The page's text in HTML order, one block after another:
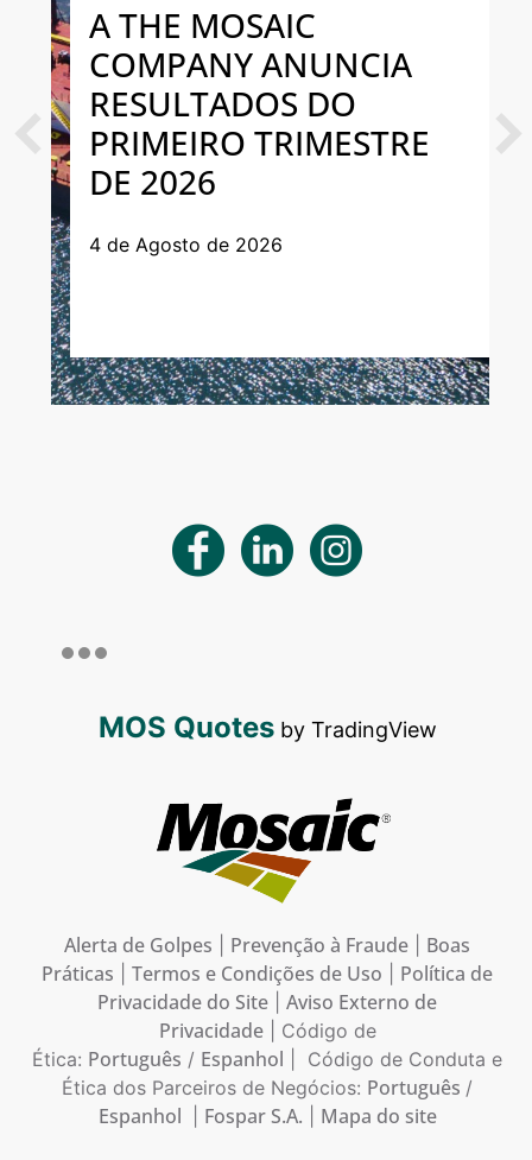
A THE MOSAIC
COMPANY ANUNCIA
RESULTADOS DO
PRIMEIRO TRIMESTRE
DE 2026
4 de Agosto de 2026
Previous
MOS Quotesby TradingView
Alerta de Golpes Prevenção à Fraude
Boas
Práticas
Termos e Condições de Uso
Política de
Privacidade do Site
Aviso Externo de
Privacidade| Código de
Ética: Português / Espanhol | Código de Conduta e
Ética dos Parceiros de Negócios: Português /
Espanhol Fospar S.A. Mapa do site